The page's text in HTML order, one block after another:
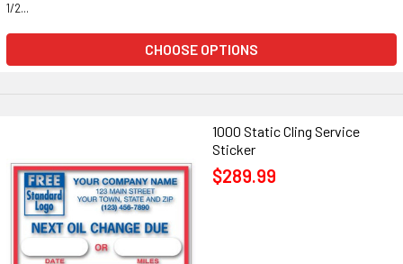
1/2...
CHOOSE OPTIONS
1000 Static Cling Service
Sticker
$289.99